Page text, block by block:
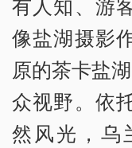
有人知、游
像盐湖摄影
原的茶卡盐
众视野。依
然风光，乌